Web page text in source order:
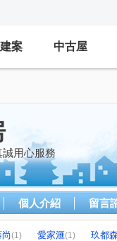
案 中古屋
用心服務
個人介紹 留言
(1) 愛家滙(1) 玖都